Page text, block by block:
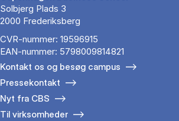
Solbjerg Plads 3
2000 Frederiksberg
CVR-nummer: 19596915
EAN-nummer: 5798009814821
Kontakt os og besøg campus
Pressekontakt
Nyt fra CBS
Til virksomheder